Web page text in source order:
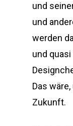
und
und
werden
und
Das
Zukunft.